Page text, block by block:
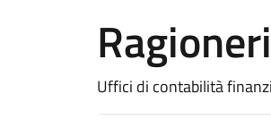
Uffici di contabilità